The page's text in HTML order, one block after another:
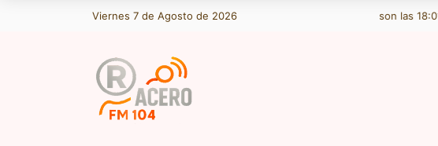
Viernes 7 de Agosto de 2026
Hoy es Viernes 7 de Agosto de 2026 y son las 18:01 -